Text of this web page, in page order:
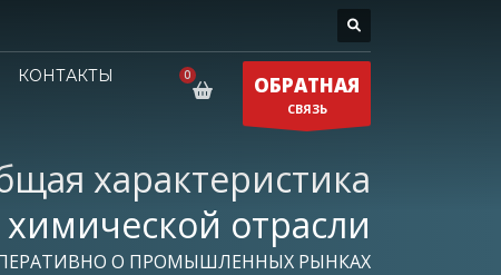
КОНТАКТЫ
ОБРАТНАЯ
СВЯЗЬ
характеристика
химической отрасли
О ПРОМЫШЛЕННЫХ РЫНКАХ